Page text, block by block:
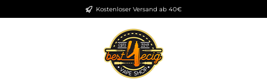
Zum Hauptinhalt springenKostenloser Versand ab 40€